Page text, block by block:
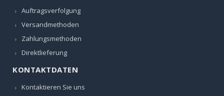
Auftragsverfolgung
Versandmethoden
Zahlungsmethoden
Direktlieferung
KONTAKTDATEN
Kontaktieren Sie uns